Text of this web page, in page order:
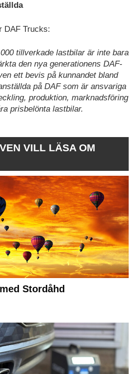
DAF Trucks:
tillverkade lastbilar är inte bara
den nya generationens DAF-
ett bevis på kunnandet bland
på DAF som är ansvariga
produktion, marknadsföring
prisbelönta lastbilar.
VILL LÄSA OM
Stordåhd